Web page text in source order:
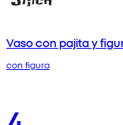
Vaso con pajita y
con figura